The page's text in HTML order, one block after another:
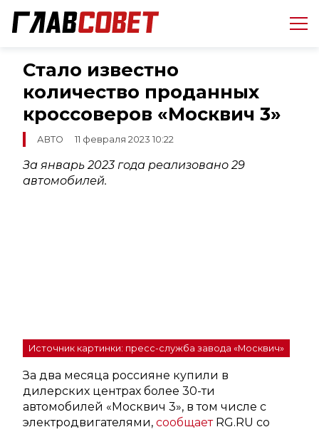
Стало известно
количество проданных
кроссоверов «Москвич 3»
АВТО 11 февраля 2023 10:22
За январь 2023 года реализовано 29
автомобилей.
Источник картинки: пресс-служба завода «Москвич»
За два месяца россияне купили в
дилерских центрах более 30-ти
автомобилей «Москвич 3», в том числе с
электродвигателями, сообщаетRG.RU со